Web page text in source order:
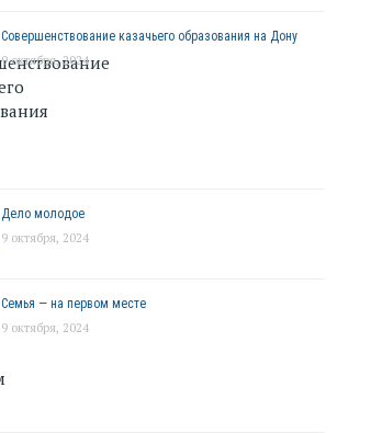
Совершенствование казачьего образования на Дону
9 октября, 2024
Дело молодое
9 октября, 2024
Семья — на первом месте
9 октября, 2024